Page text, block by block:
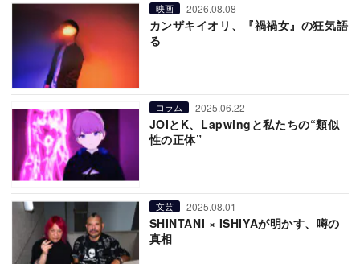
映画 2026.08.08
カンザキイオリ、『禍禍女』の狂気語
る
コラム 2025.06.22
JOIとK、Lapwingと私たちの“類似
性の正体”
文芸 2025.08.01
SHINTANI × ISHIYAが明かす、噂の
真相